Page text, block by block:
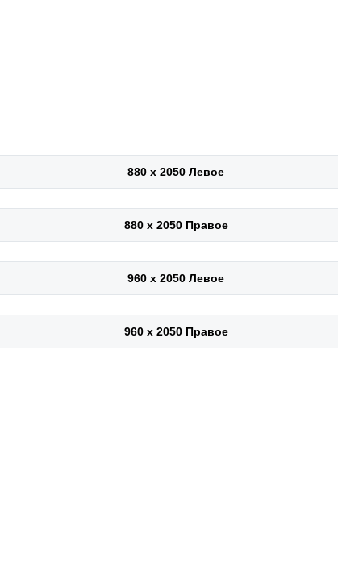
880 х 2050 Левое
880 х 2050 Правое
960 х 2050 Левое
960 х 2050 Правое